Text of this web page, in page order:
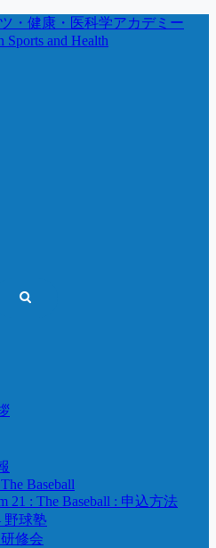
Baseball
21 : The Baseball : 申込方法
野球塾
研修会